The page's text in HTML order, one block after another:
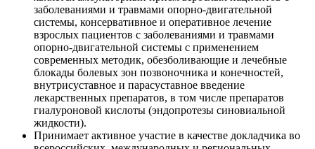
заболеваниями и травмами опорно-двигательной
системы, консервативное и оперативное лечение
взрослых пациентов с заболеваниями и травмами
опорно-двигательной системы с применением
современных методик, обезболивающие и лечебные
блокады болевых зон позвоночника и конечностей,
внутрисуставное и парасуставное введение
лекарственных препаратов, в том числе препаратов
гиалуроновой кислоты (эндопротезы синовиальной
жидкости).
Принимает активное участие в качестве докладчика во